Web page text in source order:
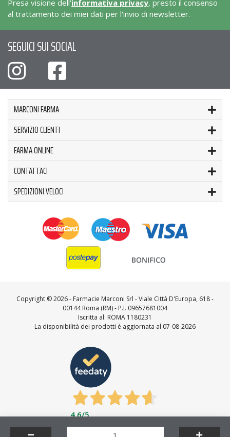
Presa visione dell'informativa privacy, presto il consenso
al trattamento dei miei dati per l'invio di newsletter.
SEGUICI SUI SOCIAL
MARCONI FARMA
SERVIZIO CLIENTI
FARMA ONLINE
CONTATTACI
SPEDIZIONI VELOCI
Copyright ©2026 - Farmacie Marconi Srl - Viale Città D'Europa, 618 -
00144 Roma (RM) - P.I. 09657681004
Iscritta al: ROMA 1180231
La disponibilità dei prodotti è aggiornata al 07-08-2026
4,6/5
Feedaty4.7/5-23716feedbacks